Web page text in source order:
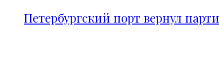
Петербургский порт вернул